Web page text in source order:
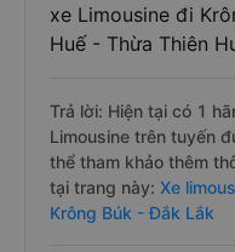
xe Limousine đi
Huế - Thừa Thiên
Trả lời: Hiện tại có 1
Limousine trên tuyến
thể tham khảo thêm
tại trang này: Xe
Krông Búk - Đắk Lắk